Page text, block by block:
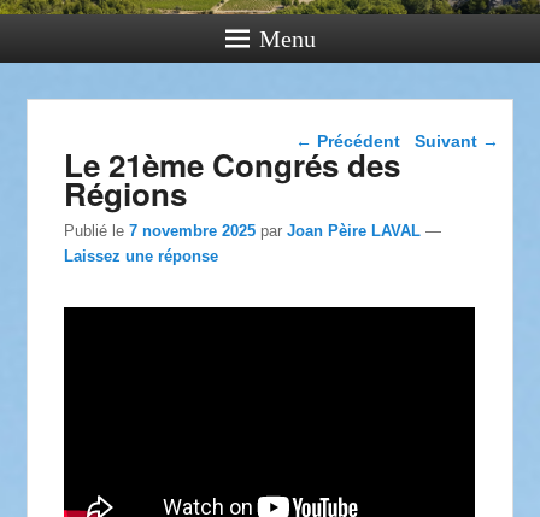
Menu
Navigation dans les
← Précédent Suivant →
Le 21ème Congrés des
Régions
Publié le7 novembre 2025 parJoan Pèire LAVAL —
Laissez une réponse